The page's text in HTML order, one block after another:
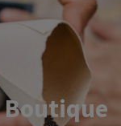
Boutique